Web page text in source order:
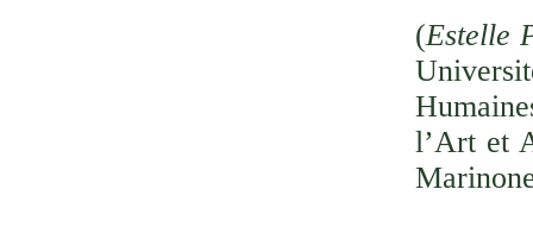
(Estelle
l’Art et